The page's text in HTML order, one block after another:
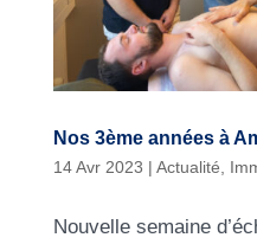
Nos 3ème années à
14 Avr 2023 | Actualité,
Nouvelle semaine